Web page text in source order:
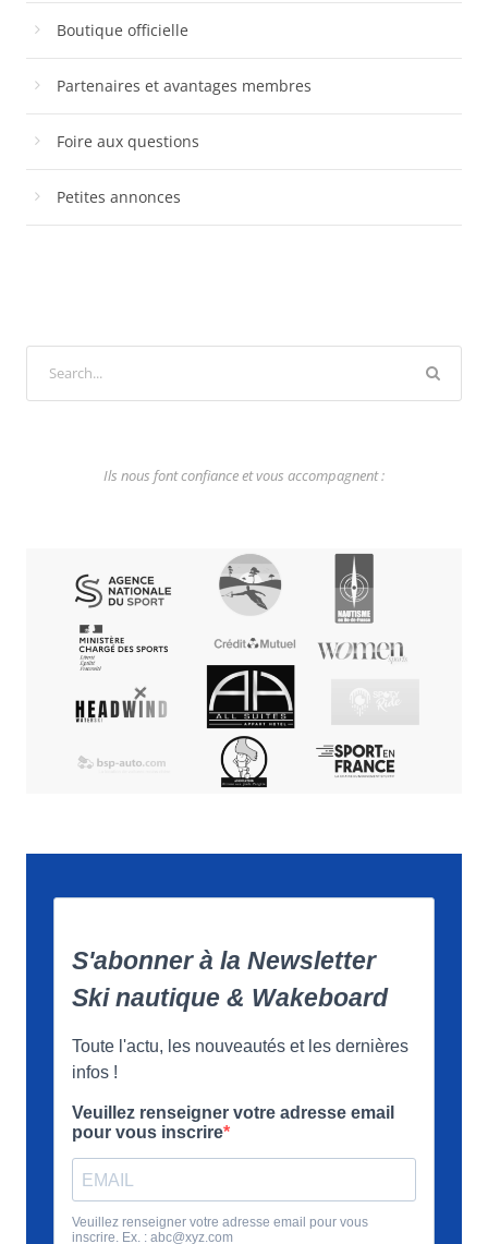
Boutique officielle
Partenaires et avantages membres
Foire aux questions
Petites annonces
Ils nous font confiance et vous accompagnent :